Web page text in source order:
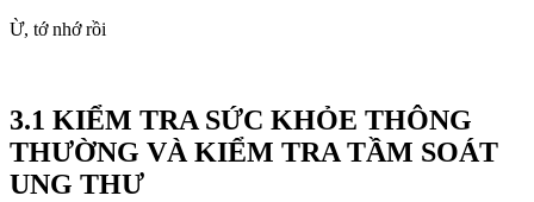
Ừ, tớ nhớ rồi
3.1 KIỂM TRA SỨC KHỎE THÔNG
THƯỜNG VÀ KIỂM TRA TẦM SOÁT
UNG THƯ